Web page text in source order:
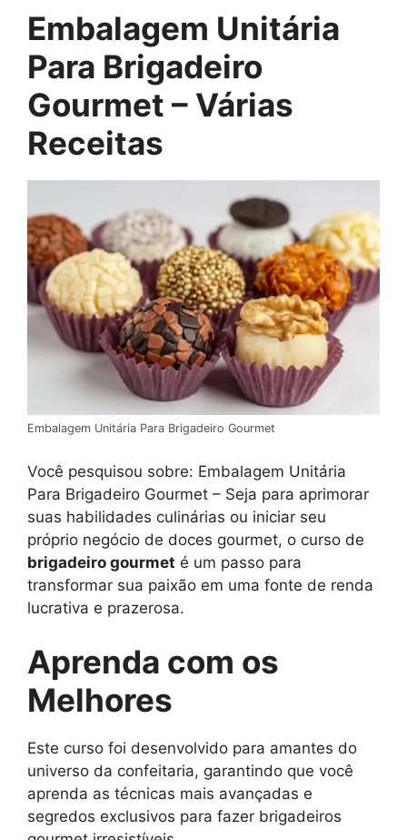
Embalagem Unitária
Para Brigadeiro
Gourmet – Várias
Receitas
Embalagem Unitária Para Brigadeiro Gourmet
Você pesquisou sobre: Embalagem Unitária
Para Brigadeiro Gourmet – Seja para aprimorar
suas habilidades culinárias ou iniciar seu
próprio negócio de doces gourmet, o curso de
brigadeiro gourmet é um passo para
transformar sua paixão em uma fonte de renda
lucrativa e prazerosa.
Aprenda com os
Melhores
Este curso foi desenvolvido para amantes do
universo da confeitaria, garantindo que você
aprenda as técnicas mais avançadas e
segredos exclusivos para fazer brigadeiros